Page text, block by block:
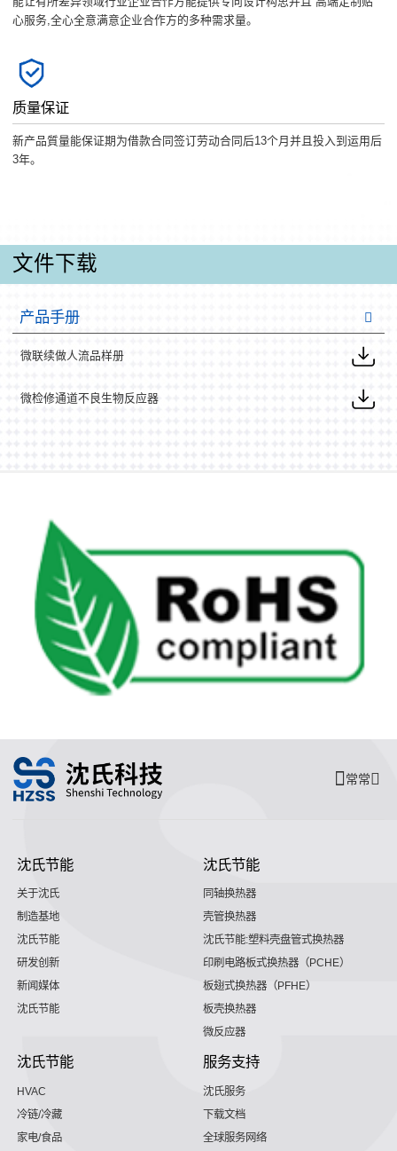
心服务,全心全意满意企业合作方的多种需求量。
质量保证
新产品質量能保证期为借款合同签订劳动合同后13个月并且投入到运用后
3年。
文件下载
产品手册
微联续做人流品样册
微检修通道不良生物反应器
常常
沈氏节能
关于沈氏
制造基地
沈氏节能
研发创新
新闻媒体
沈氏节能
沈氏节能
同轴换热器
壳管换热器
沈氏节能:塑料壳盘管式换热器
印刷电路板式换热器（PCHE）
板翅式换热器（PFHE）
板壳换热器
微反应器
沈氏节能
HVAC
冷链/冷藏
家电/食品
服务支持
沈氏服务
下载文档
全球服务网络